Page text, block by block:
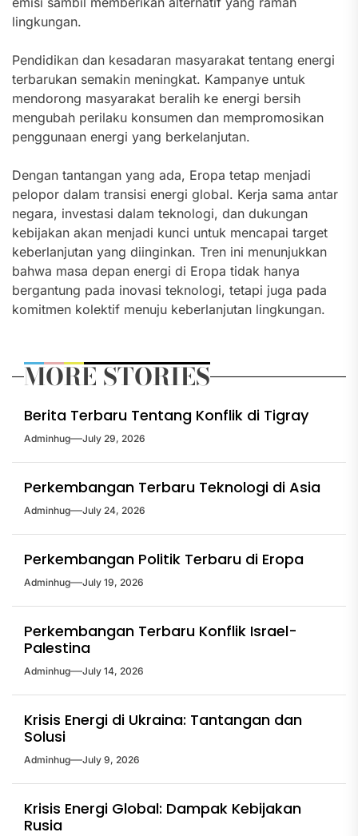
lingkungan.
Pendidikan dan kesadaran masyarakat tentang energi
terbarukan semakin meningkat. Kampanye untuk
mendorong masyarakat beralih ke energi bersih
mengubah perilaku konsumen dan mempromosikan
penggunaan energi yang berkelanjutan.
Dengan tantangan yang ada, Eropa tetap menjadi
pelopor dalam transisi energi global. Kerja sama antar
negara, investasi dalam teknologi, dan dukungan
kebijakan akan menjadi kunci untuk mencapai target
keberlanjutan yang diinginkan. Tren ini menunjukkan
bahwa masa depan energi di Eropa tidak hanya
bergantung pada inovasi teknologi, tetapi juga pada
komitmen kolektif menuju keberlanjutan lingkungan.
MORE STORIES
Berita Terbaru Tentang Konflik di Tigray
Adminhug July 29, 2026
Perkembangan Terbaru Teknologi di Asia
Adminhug July 24, 2026
Perkembangan Politik Terbaru di Eropa
Adminhug July 19, 2026
Perkembangan Terbaru Konflik Israel-
Palestina
Adminhug July 14, 2026
Krisis Energi di Ukraina: Tantangan dan
Solusi
Adminhug July 9, 2026
Krisis Energi Global: Dampak Kebijakan
Rusia